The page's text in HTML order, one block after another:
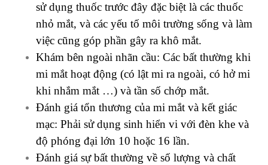
sử dụng thuốc trước đây đặc biệt là các thuốc
nhỏ mắt, và các yếu tố môi trường sống và làm
việc cũng góp phần gây ra khô mắt.
Khám bên ngoài nhãn cầu: Các bất thường khi
mi mắt hoạt động (có lật mi ra ngoài, có hở mi
khi nhắm mắt …) và tần số chớp mắt.
Đánh giá tổn thương của mi mắt và kết giác
mạc: Phải sử dụng sinh hiển vi với đèn khe và
độ phóng đại lớn 10 hoặc 16 lần.
Đánh giá sự bất thường về số lượng và chất